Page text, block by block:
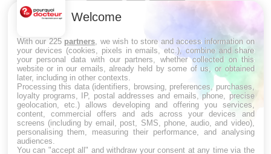
SYMPTÔMES
Douleurs de l’avant-pied : des
métatarsalgies à 90 % liées à problème
d’appui
Mauvaise haleine : il faut améliorer
l’hygiène bucco-dentaire
Welcome
With our 225 partners , we wish to store and access information on
your devices (cookies, pixels in emails, etc.), combine and share
your personal data with our partners, whether collected on this
website or in our emails, already held by some of us, or obtained
later, including in other contexts.
Processing this data (identifiers, browsing, preferences, purchases,
loyalty programs, IP, postal addresses and emails, phone, precise
geolocation, etc.) allows developing and offering you services,
content, commercial offers and ads across your devices and
screens (including by email, post, SMS, phone, audio, and video),
personalising them, measuring their performance, and analysing
audiences.
You can "accept all" and withdraw your consent at any time via the